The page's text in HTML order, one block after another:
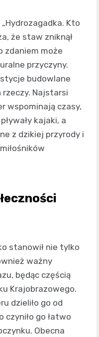
Kto
że staw zniknął
zdaniem może
przyczyny.
budowlane
rzeczy. Najstarsi
wspominają czasy,
kajaki, a
z dzikiej przyrody i
stanowił nie tylko
ważny
będąc częścią
Krajobrazowego.
dzieliło go od
czyniło go łatwo
Obecna